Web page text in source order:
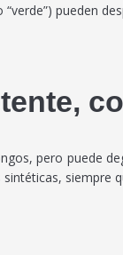
pueden
pero puede
siempre